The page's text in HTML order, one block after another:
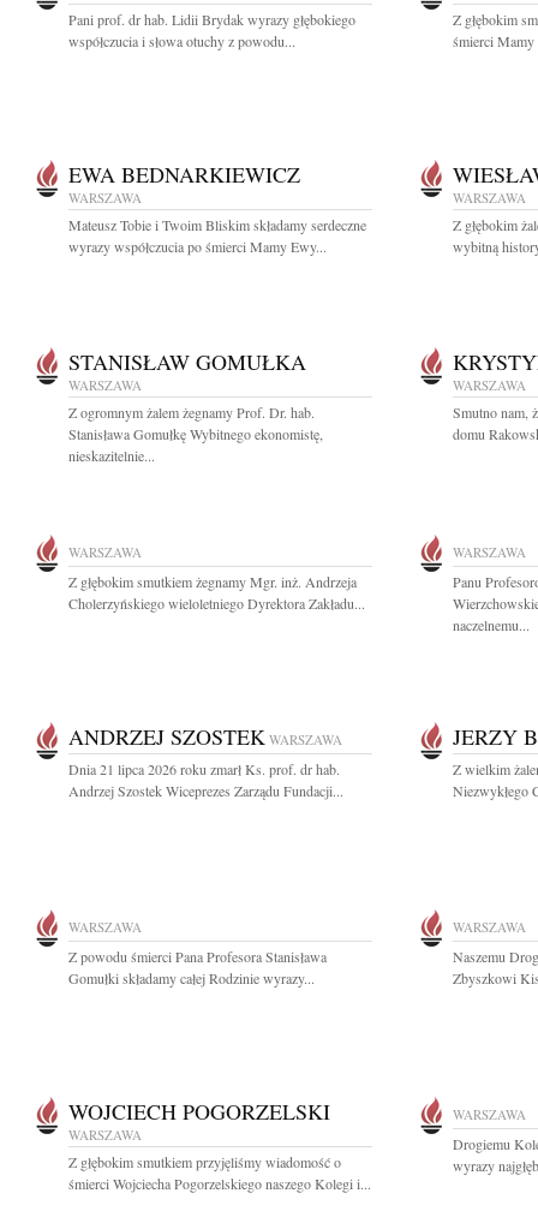
Pani prof. dr hab. Lidii Brydak wyrazy głębokiego
współczucia i słowa otuchy z powodu...
Z głębokim
śmierci
EWA BEDNARKIEWICZ
WARSZAWA
Mateusz Tobie i Twoim Bliskim składamy serdeczne
wyrazy współczucia po śmierci Mamy Ewy...
WARSZAWA
Z głębokim
wybitną
STANISŁAW GOMUŁKA
WARSZAWA
Z ogromnym żalem żegnamy Prof. Dr. hab.
Stanisława Gomułkę Wybitnego ekonomistę,
nieskazitelnie...
WARSZAWA
Smutno nam,
domu
WARSZAWA
Z głębokim smutkiem żegnamy Mgr. inż. Andrzeja
Cholerzyńskiego wieloletniego Dyrektora Zakładu...
WARSZAWA
Panu
naczelnemu...
ANDRZEJ SZOSTEK WARSZAWA
Dnia 21 lipca 2026 roku zmarł Ks. prof. dr hab.
Andrzej Szostek Wiceprezes Zarządu Fundacji...
JERZY
Z wielkim
Niezwykłego
WARSZAWA
Z powodu śmierci Pana Profesora Stanisława
Gomułki składamy całej Rodzinie wyrazy...
WARSZAWA
Naszemu
Zbyszkowi
WOJCIECH POGORZELSKI
WARSZAWA
Z głębokim smutkiem przyjęliśmy wiadomość o
śmierci Wojciecha Pogorzelskiego naszego Kolegi i...
WARSZAWA
Drogiemu
wyrazy